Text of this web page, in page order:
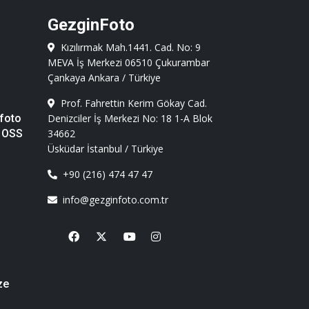
GezginFoto
Kızılırmak Mah.1441. Cad. No: 9
MEVA İş Merkezi 06510 Çukurambar
Çankaya Ankara / Türkiye
Prof. Fahrettin Kerim Gökay Cad.
Denizciler İş Merkezi No: 18 1-A Blok
34662
Üsküdar İstanbul / Türkiye
+90 (216) 474 47 47
info@gezginfoto.com.tr